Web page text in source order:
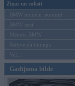
Ziņas un raksti
BMW modeļu jaunumi
BMW testi
Mēneša BMW
Sērijveida tūnings
Vel...
Gadījuma bilde